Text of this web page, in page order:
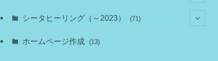
(1) (7)
(7)
(10)
(11)
(8)
シータヒーリング（～2023） (71)
(14)
ホームページ作成 (13)